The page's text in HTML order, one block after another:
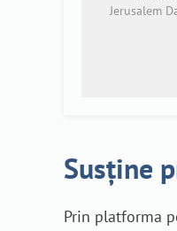
Jerusalem
Susține
Prin platforma